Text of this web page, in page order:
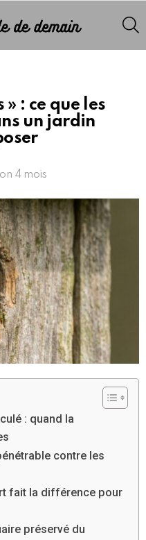
» : ce que les
un jardin
4 mois
: quand la
contre les
fait la différence pour
préservé du